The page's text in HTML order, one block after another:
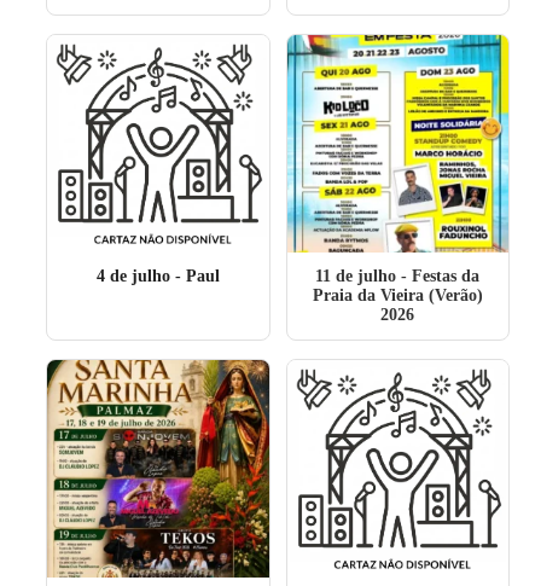
4 de julho- Paul 11 de julho - Festas da
Praia da Vieira (Verão)
2026